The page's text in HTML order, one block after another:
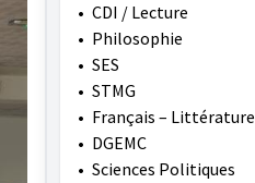
• CDI / Lecture
• Philosophie
• SES
• STMG
• Français – Littérature
• DGEMC
• Sciences Politiques